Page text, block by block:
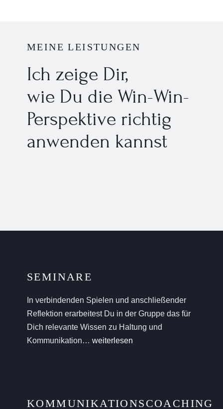
MEINE LEISTUNGEN
Ich zeige Dir,
wie Du die Win-Win-
Perspektive richtig
anwenden kannst
SEMINARE
In verbindenden Spielen und anschließender
Reflektion erarbeitest Du in der Gruppe das für
Dich relevante Wissen zu Haltung und
Kommunikation… weiterlesen
KOMMUNIKATIONSCOACHING